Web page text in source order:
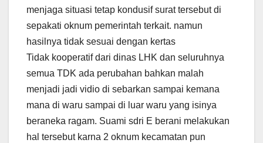
menjaga situasi tetap kondusif surat tersebut di
sepakati oknum pemerintah terkait. namun
hasilnya tidak sesuai dengan kertas
Tidak kooperatif dari dinas LHK dan seluruhnya
semua TDK ada perubahan bahkan malah
menjadi jadi vidio di sebarkan sampai kemana
mana di waru sampai di luar waru yang isinya
beraneka ragam. Suami sdri E berani melakukan
hal tersebut karna 2 oknum kecamatan pun